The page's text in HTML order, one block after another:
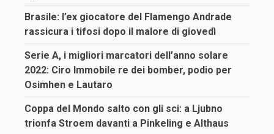
Brasile: l’ex giocatore del Flamengo Andrade
rassicura i tifosi dopo il malore di giovedì
Serie A, i migliori marcatori dell’anno solare
2022: Ciro Immobile re dei bomber, podio per
Osimhen e Lautaro
Coppa del Mondo salto con gli sci: a Ljubno
trionfa Stroem davanti a Pinkeling e Althaus